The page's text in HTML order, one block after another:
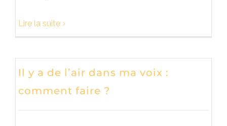
Lire la suite
Il y a de l’air dans ma voix :
comment faire ?